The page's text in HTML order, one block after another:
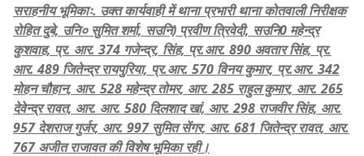
सराहनीय भूमिकाः. उक्त कार्यवाही में थाना प्रभारी थाना कोतवाली निरीक्षक
रोहित दुबे, उनि० सुमित शर्मा, सउनि) प्रवीण त्रिवेदी, सउनि0 महेन्द्र
कुशवाह, प्र. आर. 374 गजेन्द्र, सिंह, प्र.आर. 890 अवतार सिंह, प्र.
आर. 489 जितेन्द्र रायपुरिया, प्र.आर. 570 विनय कुमार, प्र.आर. 342
मोहन चौहान, आर. 528 महेन्द्र तोमर, आर. 285 राहुल कुमार, आर. 265
देवेन्द्र रावत, आर. आर. 580 दिलशाद खां, आर. 298 राजवीर सिंह, आर.
957 देशराज गुर्जर, आर. 997 सुमित सेंगर, आर. 681 जितेन्द्र रावत, आर.
767 अजीत राजावत की विशेष भूमिका रही।